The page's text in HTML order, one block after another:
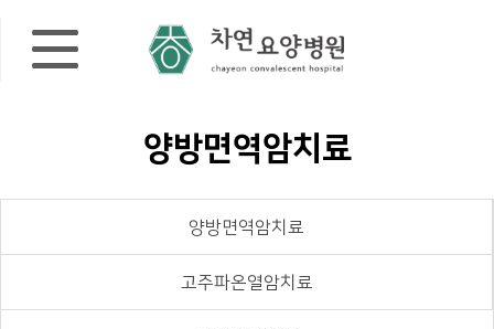
양방면역암치료
양방면역암치료
고주파온열암치료